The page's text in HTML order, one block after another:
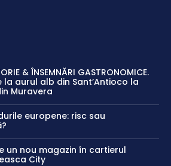
& ÎNSEMNĂRI GASTRONOMICE.
la aurul alb din Sant’Antioco la
Muravera
europene: risc sau
un nou magazin în cartierul
City